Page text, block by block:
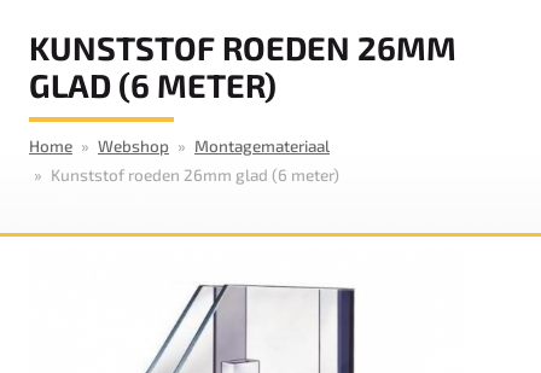
KUNSTSTOF ROEDEN 26MM
GLAD (6 METER)
Home Webshop
Montagemateriaal
Kunststof roeden 26mm glad (6 meter)